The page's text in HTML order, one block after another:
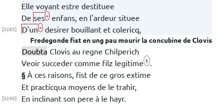
Elle voyant estre destituee
De ses+ enfans, en l'ardeur situee
[3285] D'un + desirer bouillant et colericq,
Fredegonde fist en ung pau mourir la concubine deClovis
Doubta Clovis au regne Chilperich
Veoir succeder comme filz legitime 1 .
§ À ces raisons, fist de ce gros extime
Et practicqua moyens de le trahir,
[3290]
En inclinant son pere à le hayr.